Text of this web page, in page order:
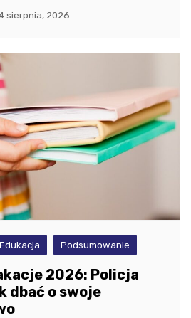
sierpnia, 2026
Edukacja Podsumowanie
2026: Policja
dbać o swoje